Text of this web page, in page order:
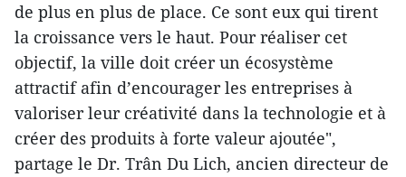
de plus en plus de place. Ce sont eux qui tirent
la croissance vers le haut. Pour réaliser cet
objectif, la ville doit créer un écosystème
attractif afin d’encourager les entreprises à
valoriser leur créativité dans la technologie et à
créer des produits à forte valeur ajoutée",
partage le Dr. Trân Du Lich, ancien directeur de